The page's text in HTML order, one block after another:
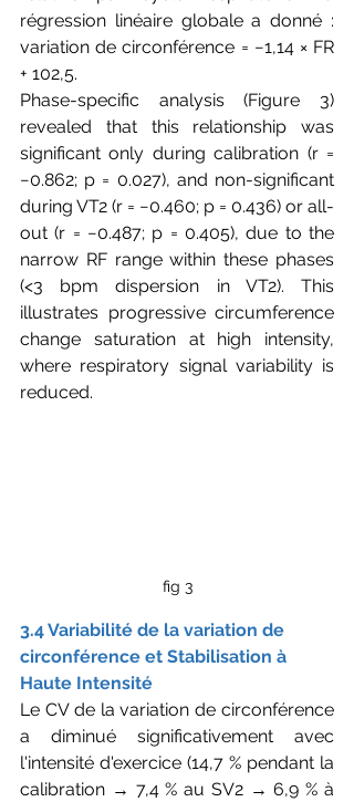
régression linéaire globale a donné :
variation de circonférence = −1,14 × FR
+ 102,5.
Phase-specific analysis (Figure 3)
revealed that this relationship was
significant only during calibration (r =
−0.862; p = 0.027), and non-significant
during VT2 (r = −0.460; p = 0.436) or all-
out (r = −0.487; p = 0.405), due to the
narrow RF range within these phases
(<3 bpm dispersion in VT2). This
illustrates progressive circumference
change saturation at high intensity,
where respiratory signal variability is
reduced.
fig 3
3.4 Variabilité de la variation de
circonférence et Stabilisation à
Haute Intensité
Le CV de la variation de circonférence
a diminué significativement avec
l'intensité d'exercice (14,7 % pendant la
calibration → 7,4 % au SV2 → 6,9 % à